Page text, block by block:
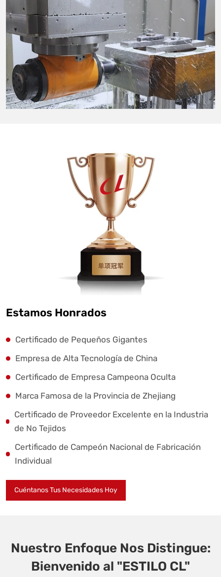
Estamos Honrados
Certificado de Pequeños Gigantes
Empresa de Alta Tecnología de China
Certificado de Empresa Campeona Oculta
Marca Famosa de la Provincia de Zhejiang
Certificado de Proveedor Excelente en la Industria
de No Tejidos
Certificado de Campeón Nacional de Fabricación
Individual
Cuéntanos Tus Necesidades Hoy
Nuestro Enfoque Nos Distingue:
Bienvenido al "ESTILO CL"